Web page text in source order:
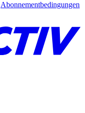
Abonnementbedingungen